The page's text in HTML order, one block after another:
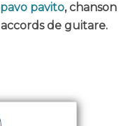
pavito, chanson
de guitare.